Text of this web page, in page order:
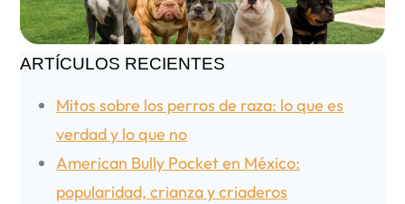
ARTÍCULOS RECIENTES
Mitos sobre los perros de raza: lo que es
verdad y lo que no
American Bully Pocket en México:
popularidad, crianza y criaderos